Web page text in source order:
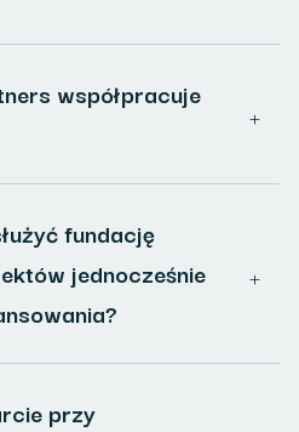
współpracuje
fundację
jednocześnie
przy